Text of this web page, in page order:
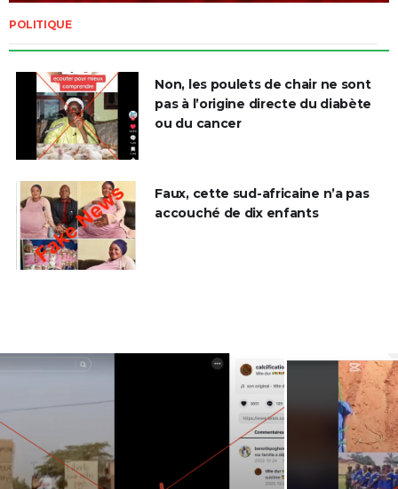
POLITIQUE
Non, les poulets de chair ne sont
pas à l’origine directe du diabète
ou du cancer
Faux, cette sud-africaine n’a pas
accouché de dix enfants